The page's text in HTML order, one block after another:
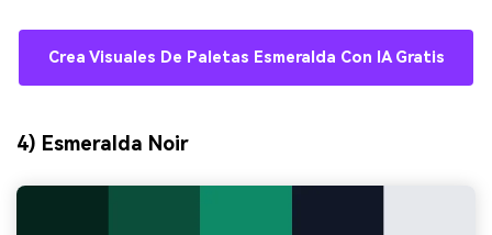
Crea Visuales De Paletas Esmeralda Con IA Gratis
4) Esmeralda Noir